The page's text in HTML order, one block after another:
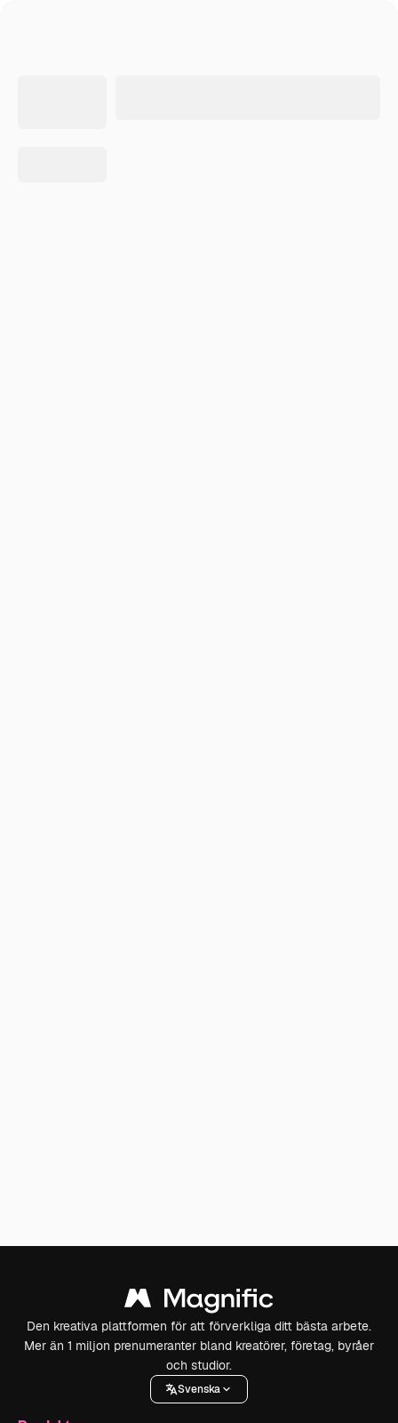
Den kreativa plattformen för att förverkliga ditt bästa arbete.
Mer än 1 miljon prenumeranter bland kreatörer, företag, byråer
och studior.
Svenska